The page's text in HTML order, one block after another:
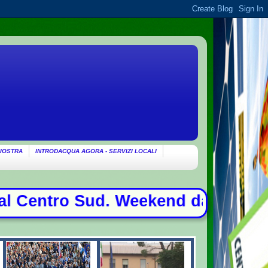
INTRODACQUA AGORA - SERVIZI LOCALI
da bollino nero per